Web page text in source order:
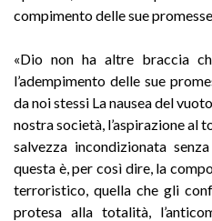
compimento delle sue promesse.
«Dio non ha altre braccia
l’adempimento delle sue
da noi stessi La nausea del
nostra società, l’aspirazione al
salvezza incondizionata
questa è, per così dire, la
terroristico, quella che gli
protesa alla totalità,